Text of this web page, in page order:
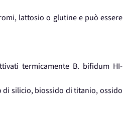
lattosio o glutine e può essere
termicamente B. bifidum HI-
silicio, biossido di titanio, ossido